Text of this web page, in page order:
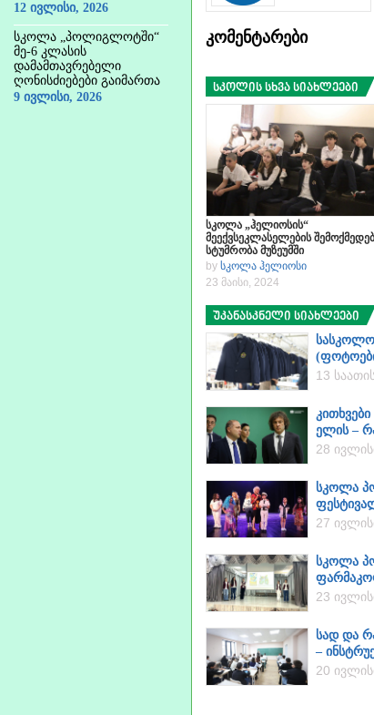
12 ივლისი, 2026
სკოლა „პოლიგლოტში“
მე-6 კლასის
დამამთავრებელი
ღონისძიებები გაიმართა
9 ივლისი, 2026
კომენტარები
სკოლის სხვა სიახლეები
სკოლა „ჰელიოსის“
მეექვსეკლასელების
სტუმრობა მუზეუმში
by სკოლა ჰელიოსი
23 მაისი, 2024
უკანასკნელი სიახლეები
სასკოლო
13
ელის –
28
სკოლა
27
სკოლა
23
სად და
–
20